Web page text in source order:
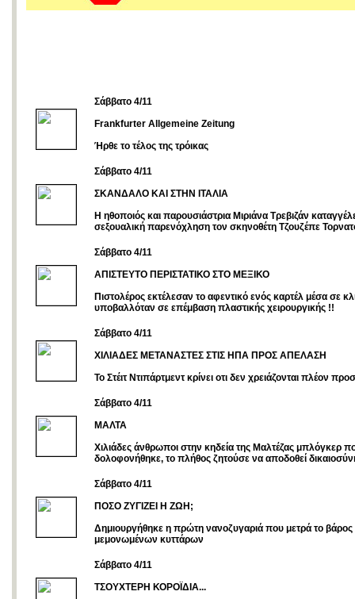
Σάββατο 4/11
Frankfurter Allgemeine Zeitung
Ήρθε το τέλος της τρόικας
Σάββατο 4/11
ΣΚΑΝΔΑΛΟ ΚΑΙ ΣΤΗΝ ΙΤΑΛΙΑ
Η ηθοποιός και παρουσιάστρια Μιριάνα Τρεβιζάν
σεξουαλική παρενόχληση τον σκηνοθέτη Τζουζέπε
Σάββατο 4/11
ΑΠΙΣΤΕΥΤΟ ΠΕΡΙΣΤΑΤΙΚΟ ΣΤΟ ΜΕΞΙΚΟ
Πιστολέρος εκτέλεσαν το αφεντικό ενός καρτέλ μέσα σε
υποβαλλόταν σε επέμβαση πλαστικής χειρουργικής !!
Σάββατο 4/11
ΧΙΛΙΑΔΕΣ ΜΕΤΑΝΑΣΤΕΣ ΣΤΙΣ ΗΠΑ ΠΡΟΣ ΑΠΕΛΑΣΗ
Το Στέιτ Ντιπάρτμεντ κρίνει οτι δεν χρειάζονται πλέον
Σάββατο 4/11
ΜΑΛΤΑ
Χιλιάδες άνθρωποι στην κηδεία της Μαλτέζας μπλόγκερ
δολοφονήθηκε, το πλήθος ζητούσε να αποδοθεί
Σάββατο 4/11
ΠΟΣΟ ΖΥΓΙΖΕΙ Η ΖΩΗ;
Δημιουργήθηκε η πρώτη νανοζυγαριά που μετρά το
μεμονωμένων κυττάρων
Σάββατο 4/11
ΤΣΟΥΧΤΕΡΗ ΚΟΡΟΪΔΙΑ...